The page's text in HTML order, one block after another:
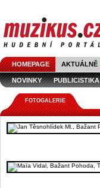
HOMEPAGE AKTUÁLNĚ
NOVINKY PUBLICISTIKA
FOTOGALERIE